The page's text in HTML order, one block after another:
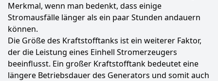
Merkmal, wenn man bedenkt, dass einige
Stromausfälle länger als ein paar Stunden andauern
können.
Die Größe des Kraftstofftanks ist ein weiterer Faktor,
der die Leistung eines Einhell Stromerzeugers
beeinflusst. Ein großer Kraftstofftank bedeutet eine
längere Betriebsdauer des Generators und somit auch